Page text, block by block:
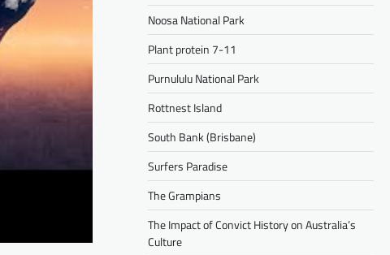
Noosa National Park
Plant protein 7-11
Purnululu National Park
Rottnest Island
South Bank (Brisbane)
Surfers Paradise
The Grampians
The Impact of Convict History on Australia’s
Culture